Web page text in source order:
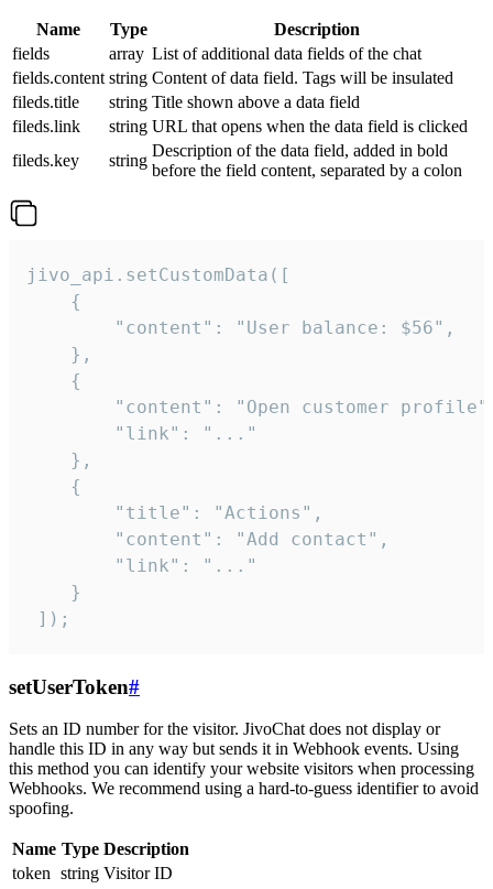
Name Type
Description
fields
array List of additional data fields of the chat
fields.content string Content of data field. Tags will be insulated
fileds.title
string Title shown above a data field
fileds.link
string URL that opens when the data field is clicked
fileds.key
string
Description of the data field, added in bold
before the field content, separated by a colon
jivo_api.setCustomData([
    {
        "content": "User balance: $56",
    },
    {
"content": "Open customer
        "link": "..."
    },
    {
        "title": "Actions",
        "content": "Add contact",
        "link": "..."
    }
]);
setUserToken#
Sets an ID number for the visitor. JivoChat does not display or
handle this ID in any way but sends it in Webhook events. Using
this method you can identify your website visitors when processing
Webhooks. We recommend using a hard-to-guess identifier to avoid
spoofing.
Name Type Description
token string Visitor ID